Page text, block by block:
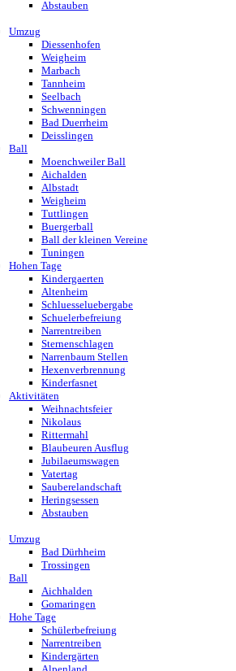
Abstauben
Umzug
Diessenhofen
Weigheim
Marbach
Tannheim
Seelbach
Schwenningen
Bad Duerrheim
Deisslingen
Ball
Moenchweiler Ball
Aichalden
Albstadt
Weigheim
Tuttlingen
Buergerball
Ball der kleinen Vereine
Tuningen
Hohen Tage
Kindergaerten
Altenheim
Schluesseluebergabe
Schuelerbefreiung
Narrentreiben
Sternenschlagen
Narrenbaum Stellen
Hexenverbrennung
Kinderfasnet
Aktivitäten
Weihnachtsfeier
Nikolaus
Rittermahl
Blaubeuren Ausflug
Jubilaeumswagen
Vatertag
Sauberelandschaft
Heringsessen
Abstauben
Umzug
Bad Dürhheim
Trossingen
Ball
Aichhalden
Gomaringen
Hohe Tage
Schülerbefreiung
Narrentreiben
Kindergärten